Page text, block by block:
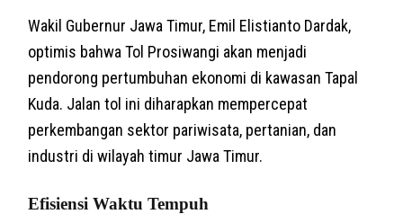
Wakil Gubernur Jawa Timur, Emil Elistianto Dardak,
optimis bahwa Tol Prosiwangi akan menjadi
pendorong pertumbuhan ekonomi di kawasan Tapal
Kuda. Jalan tol ini diharapkan mempercepat
perkembangan sektor pariwisata, pertanian, dan
industri di wilayah timur Jawa Timur.
Efisiensi Waktu Tempuh